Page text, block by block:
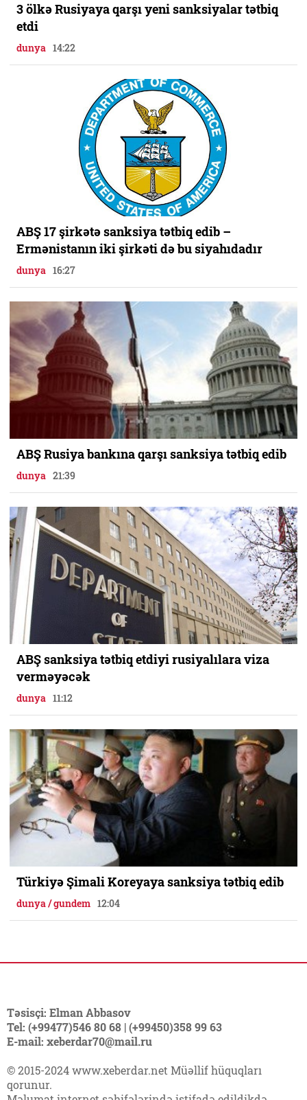
3 ölkə Rusiyaya qarşı yeni sanksiyalar tətbiq
etdi
dunya 14:22
ABŞ 17 şirkətə sanksiya tətbiq edib –
Ermənistanın iki şirkəti də bu siyahıdadır
dunya 16:27
ABŞ Rusiya bankına qarşı sanksiya tətbiq edib
dunya 21:39
ABŞ sanksiya tətbiq etdiyi rusiyalılara viza
verməyəcək
dunya 11:12
Türkiyə Şimali Koreyaya sanksiya tətbiq edib
dunya / gundem 12:04
Təsisçi: Elman Abbasov
Tel: (+99477)546 80 68 | (+99450)358 99 63
E-mail: xeberdar70@mail.ru
© 2015-2024 www.xeberdar.net Müəllif hüquqları
qorunur.